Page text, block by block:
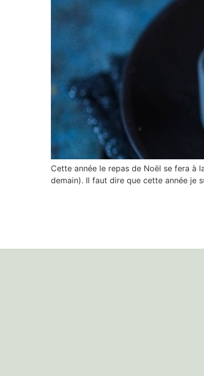
Cette année le repas de Noël se fera à
demain). Il faut dire que cette année je